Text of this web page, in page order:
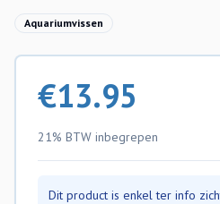
Aquariumvissen
€13.95
21% BTW inbegrepen
Dit product is enkel ter info